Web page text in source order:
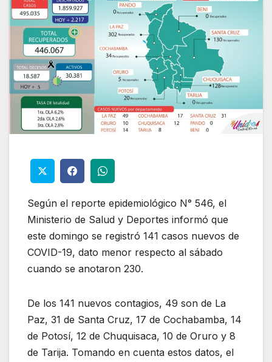
Según el reporte epidemiológico N° 546, el
Ministerio de Salud y Deportes informó que
este domingo se registró 141 casos nuevos de
COVID-19, dato menor respecto al sábado
cuando se anotaron 230.
De los 141 nuevos contagios, 49 son de La
Paz, 31 de Santa Cruz, 17 de Cochabamba, 14
de Potosí, 12 de Chuquisaca, 10 de Oruro y 8
de Tarija. Tomando en cuenta estos datos, el